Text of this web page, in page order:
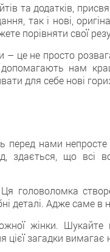
та додатків,
так і нові,
порівняти свої
– це не просто
допомагають нам
для себе нові
перед нами
здається, що всі
головоломка
деталі. Адже саме
жінки. Шукайте
цієї загадки